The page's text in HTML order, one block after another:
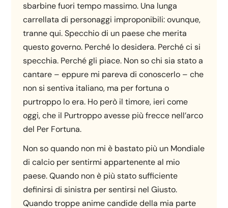
sbarbine fuori tempo massimo. Una lunga
carrellata di personaggi improponibili: ovunque,
tranne qui. Specchio di un paese che merita
questo governo. Perché lo desidera. Perché ci si
specchia. Perché gli piace. Non so chi sia stato a
cantare – eppure mi pareva di conoscerlo – che
non si sentiva italiano, ma per fortuna o
purtroppo lo era. Ho però il timore, ieri come
oggi, che il Purtroppo avesse più frecce nell’arco
del Per Fortuna.
Non so quando non mi è bastato più un Mondiale
di calcio per sentirmi appartenente al mio
paese. Quando non è più stato sufficiente
definirsi di sinistra per sentirsi nel Giusto.
Quando troppe anime candide della mia parte